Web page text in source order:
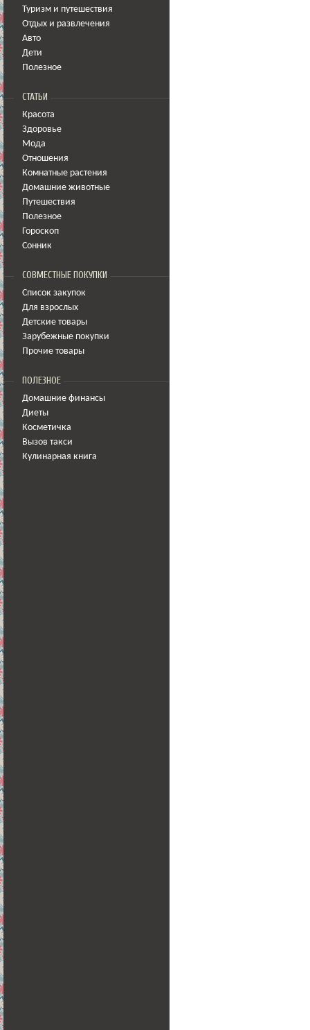
Туризм и путешествия
Отдых и развлечения
Авто
Дети
Полезное
СТАТЬИ
Красота
Здоровье
Мода
Отношения
Комнатные растения
Домашние животные
Путешествия
Полезное
Гороскоп
Сонник
СОВМЕСТНЫЕ ПОКУПКИ
Список закупок
Для взрослых
Детские товары
Зарубежные покупки
Прочие товары
ПОЛЕЗНОЕ
Домашние финансы
Диеты
Косметичка
Вызов такси
Кулинарная книга